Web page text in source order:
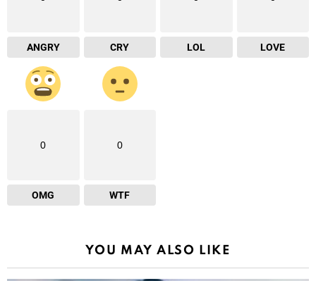
ANGRY CRY LOL LOVE
0
OMG
0
WTF
YOU MAY ALSO LIKE